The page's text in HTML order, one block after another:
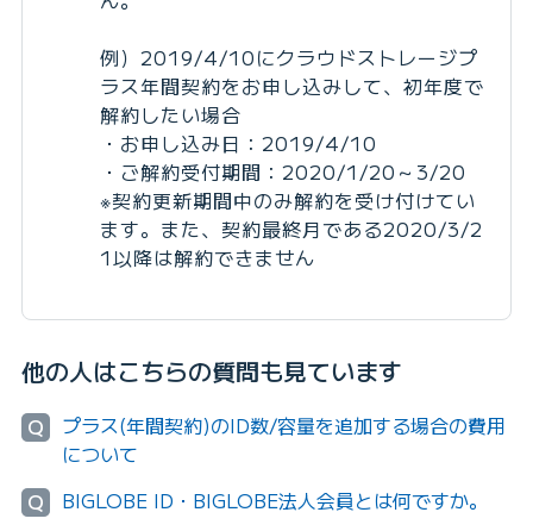
例）2019/4/10にクラウドストレージプ
ラス年間契約をお申し込みして、初年度で
解約したい場合
・お申し込み日：2019/4/10
・ご解約受付期間：2020/1/20～3/20
※契約更新期間中のみ解約を受け付けてい
ます。また、契約最終月である2020/3/2
1以降は解約できません
他の人はこちらの質問も見ています
Q
プラス(年間契約)のID数/容量を追加する場合の費用
について
Q
BIGLOBE ID・BIGLOBE法人会員とは何ですか。